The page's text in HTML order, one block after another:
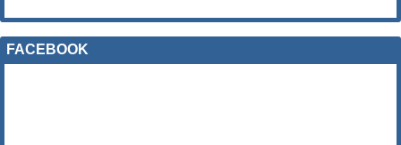
FACEBOOK